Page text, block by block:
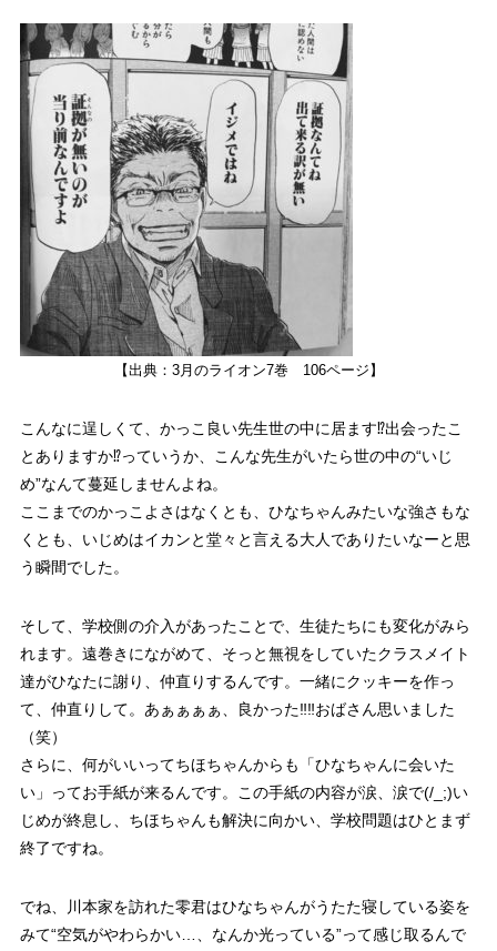
【出典：3月のライオン7巻 106ページ】
こんなに逞しくて、かっこ良い先生世の中に居ます⁉出会ったこ
とありますか⁉っていうか、こんな先生がいたら世の中の“いじ
め”なんて蔓延しませんよね。
ここまでのかっこよさはなくとも、ひなちゃんみたいな強さもな
くとも、 いじめはイカンと堂々と言える大人でありたいなーと思
う瞬間でした。
そして、学校側の介入があったことで、生徒たちにも変化がみら
れます。遠巻きにながめて、そっと無視をしていたクラスメイト
達がひなたに謝り、仲直りするんです。一緒にクッキーを作っ
て、仲直りして。 あぁぁぁぁ、良かった‼‼おばさん思いました
（笑）
さらに、何がいいってちほちゃんからも「ひなちゃんに会いた
い」ってお手紙が来るんです。この手紙の内容が涙、涙で(/_;)い
じめが終息し、ちほちゃんも解決に向かい、学校問題はひとまず
終了ですね。
でね、川本家を訪れた零君はひなちゃんがうたた寝している姿を
みて“空気がやわらかい…、なんか光っている”って感じ取るんで